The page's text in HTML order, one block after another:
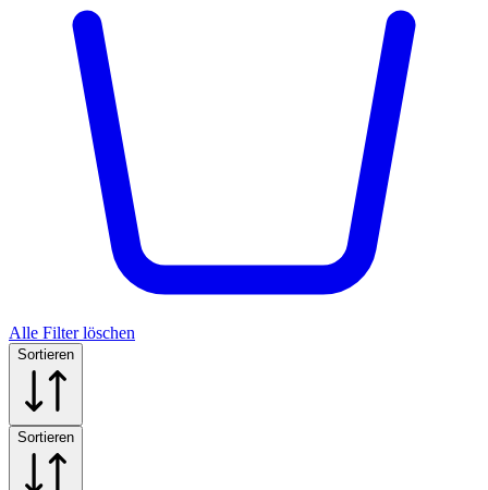
Alle Filter löschen
Sortieren
Sortieren